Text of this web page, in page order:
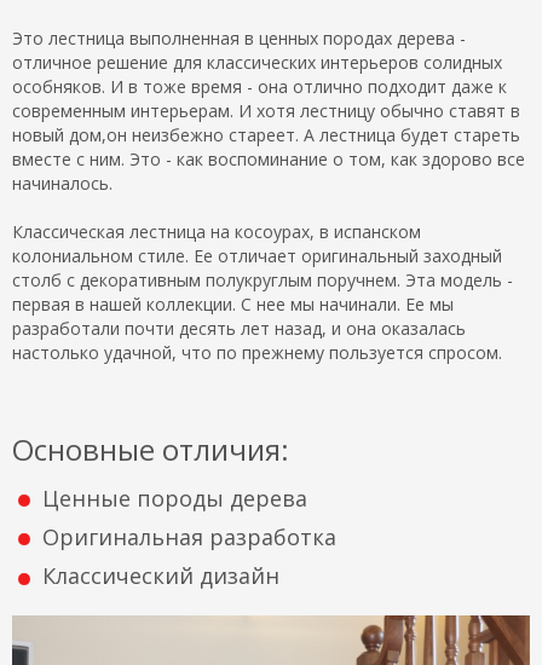
Это лестница выполненная в ценных породах дерева -
отличное решение для классических интерьеров солидных
особняков. И в тоже время - она отлично подходит даже к
современным интерьерам. И хотя лестницу обычно ставят в
новый дом,он неизбежно стареет. А лестница будет стареть
вместе с ним. Это - как воспоминание о том, как здорово все
начиналось.
Классическая лестница на косоурах, в испанском
колониальном стиле. Ее отличает оригинальный заходный
столб с декоративным полукруглым поручнем. Эта модель -
первая в нашей коллекции. С нее мы начинали. Ее мы
разработали почти десять лет назад, и она оказалась
настолько удачной, что по прежнему пользуется спросом.
Основные отличия:
Ценные породы дерева
Оригинальная разработка
Классический дизайн